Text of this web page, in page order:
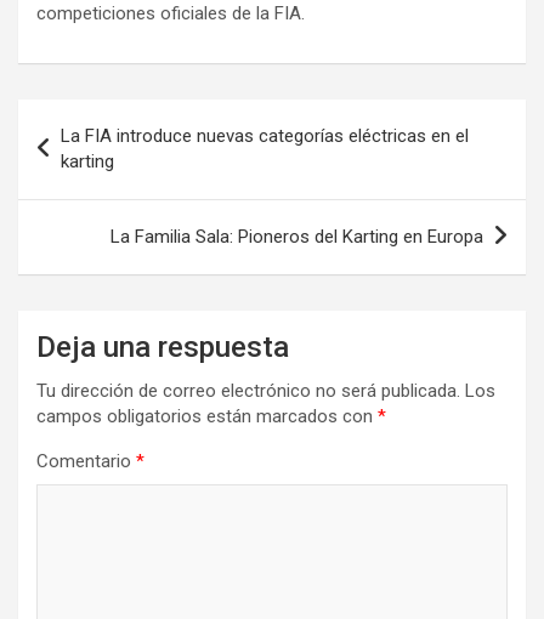
competiciones oficiales de la FIA.
de
entradas
La FIA introduce nuevas categorías eléctricas en el
karting
La Familia Sala: Pioneros del Karting en Europa
Deja una respuesta
Tu dirección de correo electrónico no será publicada. Los
campos obligatorios están marcados con *
Comentario *